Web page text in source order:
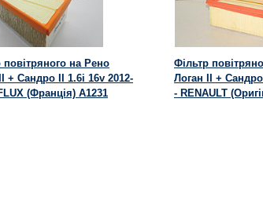
повітряного на Рено
+ Сандро II 1.6i 16v 2012-
(Франція) A1231
Фільтр
Логан II +
- RENAULT